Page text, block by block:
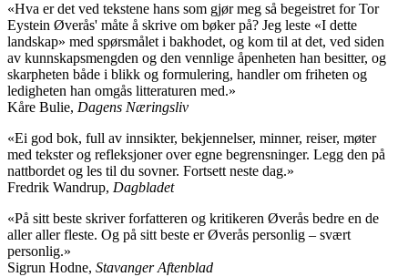
«Hva er det ved tekstene hans som gjør meg så begeistret for Tor
Eystein Øverås' måte å skrive om bøker på? Jeg leste «I dette
landskap» med spørsmålet i bakhodet, og kom til at det, ved siden
av kunnskapsmengden og den vennlige åpenheten han besitter, og
skarpheten både i blikk og formulering, handler om friheten og
ledigheten han omgås litteraturen med.»
Kåre Bulie, Dagens Næringsliv
«Ei god bok, full av innsikter, bekjennelser, minner, reiser, møter
med tekster og refleksjoner over egne begrensninger. Legg den på
nattbordet og les til du sovner. Fortsett neste dag.»
Fredrik Wandrup, Dagbladet
«På sitt beste skriver forfatteren og kritikeren Øverås bedre en de
aller aller fleste. Og på sitt beste er Øverås personlig – svært
personlig.»
Sigrun Hodne, Stavanger Aftenblad